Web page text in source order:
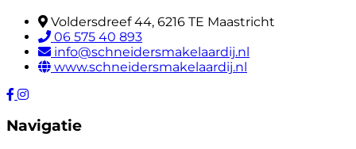
Voldersdreef 44, 6216 TE Maastricht
06 575 40 893
info@schneidersmakelaardij.nl
www.schneidersmakelaardij.nl
Navigatie